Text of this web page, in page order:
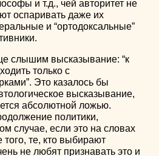
и т.д., чей авторитет не
оспаривать даже их
и “ортодоксальные”
слышим высказывание: “к
только с
Это казалось бы
высказывание,
абсолютной ложью.
политики,
случае, если это на словах
те, кто выбирают
не любят признавать это и